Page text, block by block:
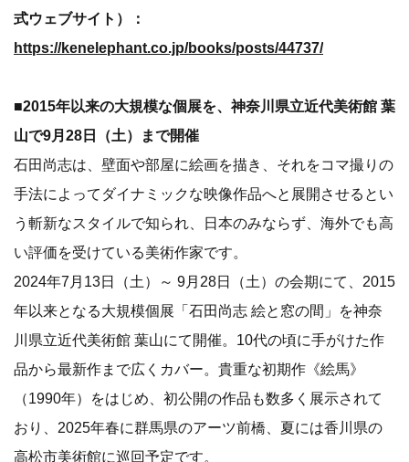
式ウェブサイト）：
https://kenelephant.co.jp/books/posts/44737/
■2015年以来の大規模な個展を、神奈川県立近代美術館 葉
山で9月28日（土）まで開催
石田尚志は、壁面や部屋に絵画を描き、それをコマ撮りの
手法によってダイナミックな映像作品へと展開させるとい
う斬新なスタイルで知られ、日本のみならず、海外でも高
い評価を受けている美術作家です。
2024年7月13日（土）～ 9月28日（土）の会期にて、2015
年以来となる大規模個展「石田尚志 絵と窓の間」を神奈
川県立近代美術館 葉山にて開催。10代の頃に手がけた作
品から最新作まで広くカバー。貴重な初期作《絵馬》
（1990年）をはじめ、初公開の作品も数多く展示されて
おり、2025年春に群馬県のアーツ前橋、夏には香川県の
高松市美術館に巡回予定です。